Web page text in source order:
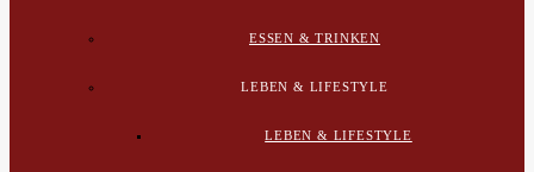
ESSEN & TRINKEN
LEBEN & LIFESTYLE
LEBEN & LIFESTYLE